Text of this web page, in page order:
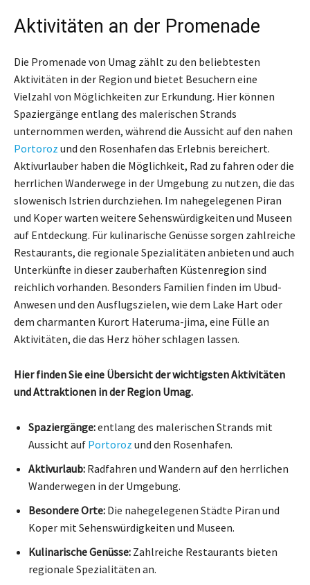
Aktivitäten an der Promenade
Die Promenade von Umag zählt zu den beliebtesten
Aktivitäten in der Region und bietet Besuchern eine
Vielzahl von Möglichkeiten zur Erkundung. Hier können
Spaziergänge entlang des malerischen Strands
unternommen werden, während die Aussicht auf den nahen
Portoroz und den Rosenhafen das Erlebnis bereichert.
Aktivurlauber haben die Möglichkeit, Rad zu fahren oder die
herrlichen Wanderwege in der Umgebung zu nutzen, die das
slowenisch Istrien durchziehen. Im nahegelegenen Piran
und Koper warten weitere Sehenswürdigkeiten und Museen
auf Entdeckung. Für kulinarische Genüsse sorgen zahlreiche
Restaurants, die regionale Spezialitäten anbieten und auch
Unterkünfte in dieser zauberhaften Küstenregion sind
reichlich vorhanden. Besonders Familien finden im Ubud-
Anwesen und den Ausflugszielen, wie dem Lake Hart oder
dem charmanten Kurort Hateruma-jima, eine Fülle an
Aktivitäten, die das Herz höher schlagen lassen.
Hier finden Sie eine Übersicht der wichtigsten Aktivitäten
und Attraktionen in der Region Umag.
Spaziergänge:entlang des malerischen Strands mit
Aussicht auf Portoroz und den Rosenhafen.
Aktivurlaub: Radfahren und Wandern auf den herrlichen
Wanderwegen in der Umgebung.
Besondere Orte: Die nahegelegenen Städte Piran und
Koper mit Sehenswürdigkeiten und Museen.
Kulinarische Genüsse: Zahlreiche Restaurants bieten
regionale Spezialitäten an.